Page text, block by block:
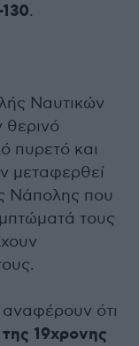
.
Ναυτικών
θερινό
πυρετό και
μεταφερθεί
Νάπολης που
τους
ότι
19χρονης